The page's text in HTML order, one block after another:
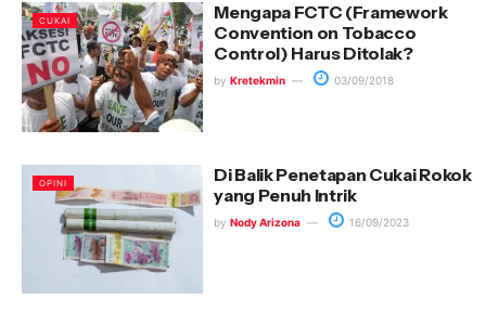
CUKAI
Mengapa FCTC (Framework
Convention on Tobacco
Control) Harus Ditolak?
by Kretekmin 03/09/2018
OPINI
Di Balik Penetapan Cukai Rokok
yang Penuh Intrik
by Nody Arizona 16/09/2023